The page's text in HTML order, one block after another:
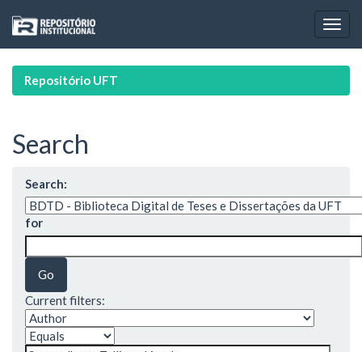
navigation
Repositório UFT
Search
Search:
for
Current filters: